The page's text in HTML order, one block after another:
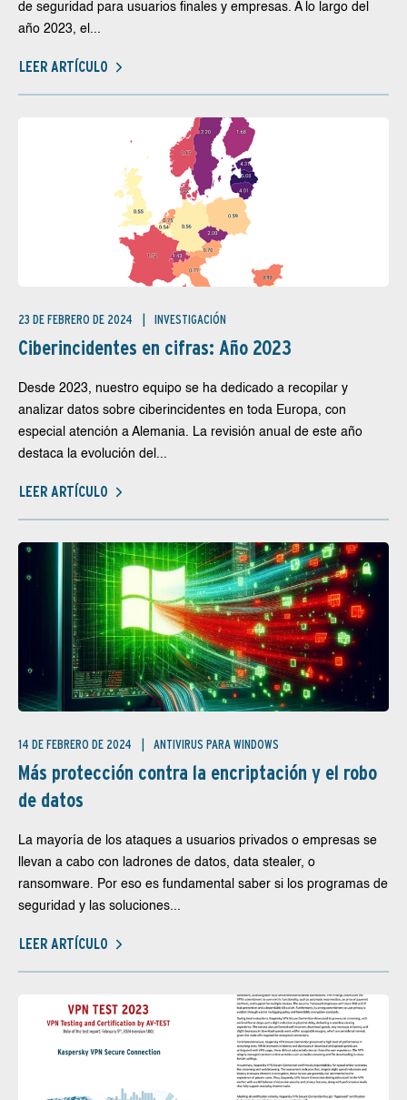
de seguridad para usuarios finales y empresas. A lo largo del
año 2023, el...
LEER ARTÍCULO
23 DE FEBRERO DE 2024 INVESTIGACIÓN
Ciberincidentes en cifras: Año 2023
Desde 2023, nuestro equipo se ha dedicado a recopilar y
analizar datos sobre ciberincidentes en toda Europa, con
especial atención a Alemania. La revisión anual de este año
destaca la evolución del...
LEER ARTÍCULO
14 DE FEBRERO DE 2024 ANTIVIRUS PARA WINDOWS
Más protección contra la encriptación y el robo
de datos
La mayoría de los ataques a usuarios privados o empresas se
llevan a cabo con ladrones de datos, data stealer, o
ransomware. Por eso es fundamental saber si los programas de
seguridad y las soluciones...
LEER ARTÍCULO